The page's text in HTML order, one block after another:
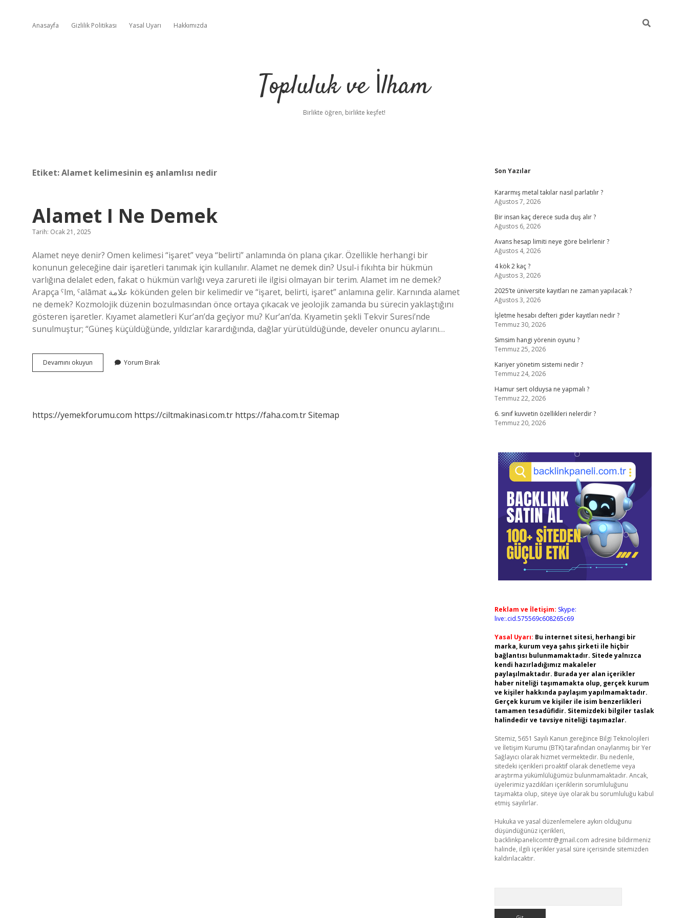
Anasayfa Gizlilik Politikası Yasal Uyarı Hakkımızda
Topluluk ve İlham
Birlikte öğren, birlikte keşfet!
Etiket:Alamet kelimesinin eş anlamlısı nedir
Alamet I Ne Demek
Tarih: Ocak 21, 2025
Alamet neye denir? Omen kelimesi “işaret” veya “belirti” anlamında ön plana çıkar. Özellikle herhangi bir
konunun geleceğine dair işaretleri tanımak için kullanılır. Alamet ne demek din? Usul-i fıkıhta bir hükmün
varlığına delalet eden, fakat o hükmün varlığı veya zarureti ile ilgisi olmayan bir terim. Alamet im ne demek?
Arapça ˁlm, ˁalāmat علامة kökünden gelen bir kelimedir ve “işaret, belirti, işaret” anlamına gelir. Karnında alamet
ne demek? Kozmolojik düzenin bozulmasından önce ortaya çıkacak ve jeolojik zamanda bu sürecin yaklaştığını
gösteren işaretler. Kıyamet alametleri Kur’an’da geçiyor mu? Kur’an’da. Kıyametin şekli Tekvir Suresi’nde
sunulmuştur; “Güneş küçüldüğünde, yıldızlar karardığında, dağlar yürütüldüğünde, develer onuncu aylarını…
Devamını okuyun
I
Yorum Bırak
https://yemekforumu.com https://ciltmakinasi.com.tr https://faha.com.trSitemap
Sidebar
Son Yazılar
Kararmış metal takılar nasıl parlatılır ?
Ağustos 7, 2026
Bir insan kaç derece suda duş alır ?
Ağustos 6, 2026
Avans hesap limiti neye göre belirlenir ?
Ağustos 4, 2026
4 kök 2 kaç ?
Ağustos 3, 2026
2025’te üniversite kayıtları ne zaman yapılacak ?
Ağustos 3, 2026
İşletme hesabı defteri gider kayıtları nedir ?
Temmuz 30, 2026
Simsim hangi yörenin oyunu ?
Temmuz 25, 2026
Kariyer yönetim sistemi nedir ?
Temmuz 24, 2026
Hamur sert olduysa ne yapmalı ?
Temmuz 22, 2026
6. sınıf kuvvetin özellikleri nelerdir ?
Temmuz 20, 2026
Reklam ve İletişim: Skype:
live:.cid.575569c608265c69
Yasal Uyarı: Bu internet sitesi, herhangi bir
marka, kurum veya şahıs şirketi ile hiçbir
bağlantısı bulunmamaktadır. Sitede yalnızca
kendi hazırladığımız makaleler
paylaşılmaktadır. Burada yer alan içerikler
haber niteliği taşımamakta olup, gerçek kurum
ve kişiler hakkında paylaşım yapılmamaktadır.
Gerçek kurum ve kişiler ile isim benzerlikleri
tamamen tesadüfidir. Sitemizdeki bilgiler taslak
halindedir ve tavsiye niteliği taşımazlar.
Sitemiz, 5651 Sayılı Kanun gereğince Bilgi Teknolojileri
ve İletişim Kurumu (BTK) tarafından onaylanmış bir Yer
Sağlayıcı olarak hizmet vermektedir. Bu nedenle,
sitedeki içerikleri proaktif olarak denetleme veya
araştırma yükümlülüğümüz bulunmamaktadır. Ancak,
üyelerimiz yazdıkları içeriklerin sorumluluğunu
taşımakta olup, siteye üye olarak bu sorumluluğu kabul
etmiş sayılırlar.
Hukuka ve yasal düzenlemelere aykırı olduğunu
düşündüğünüz içerikleri,
backlinkpanelicomtr@gmail.com adresine bildirmeniz
halinde, ilgili içerikler yasal süre içerisinde sitemizden
kaldırılacaktır.